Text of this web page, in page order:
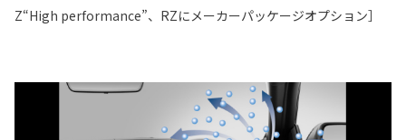
Z“High performance”、RZにメーカーパッケージオプション］